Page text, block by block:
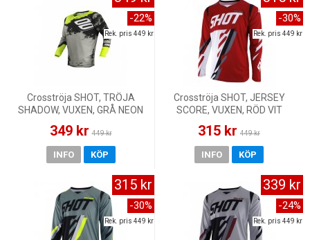
Crosströja SHOT, TRÖJA
SHADOW, VUXEN, GRÅ NEON
GUL
349 kr 449 kr
-22%
Rek. pris 449 kr
INFO KÖP
Crosströja SHOT, JERSEY
SCORE, VUXEN, RÖD VIT
315 kr 449 kr
-30%
Rek. pris 449 kr
INFO KÖP
315 kr
-30%
Rek. pris 449 kr
339 kr
-24%
Rek. pris 449 kr